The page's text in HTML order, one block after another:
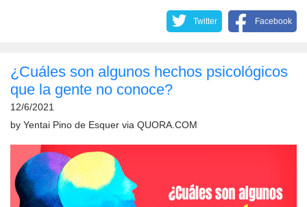
Twitter Facebook
¿Cuáles son algunos hechos psicológicos
que la gente no conoce?
12/6/2021
by Yentai Pino de Esquer via QUORA.COM